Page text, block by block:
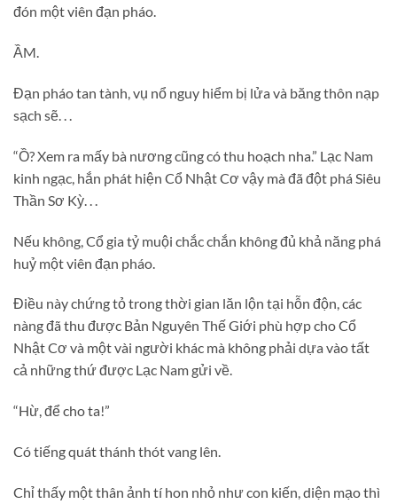
đón một viên đạn pháo.
ẦM.
Đạn pháo tan tành, vụ nổ nguy hiểm bị lửa và băng thôn nạp
sạch sẽ. . .
“Ồ? Xem ra mấy bà nương cũng có thu hoạch nha.” Lạc Nam
kinh ngạc, hắn phát hiện Cổ Nhật Cơ vậy mà đã đột phá Siêu
Thần Sơ Kỳ. . .
Nếu không, Cổ gia tỷ muội chắc chắn không đủ khả năng phá
huỷ một viên đạn pháo.
Điều này chứng tỏ trong thời gian lăn lộn tại hỗn độn, các
nàng đã thu được Bản Nguyên Thế Giới phù hợp cho Cổ
Nhật Cơ và một vài người khác mà không phải dựa vào tất
cả những thứ được Lạc Nam gửi về.
“Hừ, để cho ta!”
Có tiếng quát thánh thót vang lên.
Chỉ thấy một thân ảnh tí hon nhỏ như con kiến, diện mạo thì